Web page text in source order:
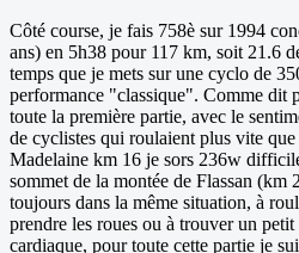
Côté course, je fais 758è sur 1994
ans) en 5h38 pour 117 km, soit 21.6
temps que je mets sur une cyclo de
performance "classique". Comme dit
toute la première partie, avec le
de cyclistes qui roulaient plus vite
Madelaine km 16 je sors 236w
sommet de la montée de Flassan (km
toujours dans la même situation, à
prendre les roues ou à trouver un
cardiaque, pour toute cette partie je